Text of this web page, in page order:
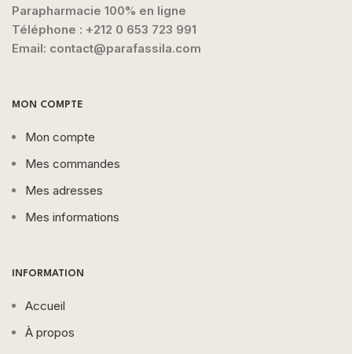
Parapharmacie 100% en ligne
Téléphone : +212 0 653 723 991
Email: contact@parafassila.com
MON COMPTE
Mon compte
Mes commandes
Mes adresses
Mes informations
INFORMATION
Accueil
À propos